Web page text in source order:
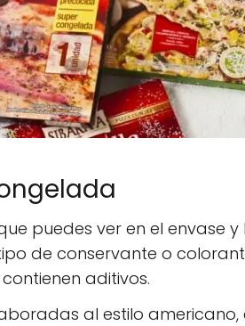
puedes ver en el envase
de conservante o
aditivos.
al estilo